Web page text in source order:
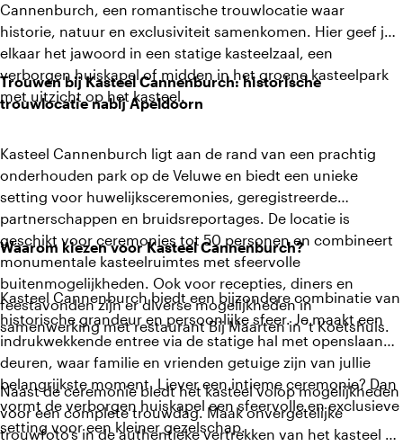
Cannenburch, een romantische trouwlocatie waar
historie, natuur en exclusiviteit samenkomen. Hier geef je
elkaar het jawoord in een statige kasteelzaal, een
verborgen huiskapel of midden in het groene kasteelpark
met uitzicht op het kasteel.
Trouwen bij Kasteel Cannenburch: historische
trouwlocatie nabij Apeldoorn
Kasteel Cannenburch ligt aan de rand van een prachtig
onderhouden park op de Veluwe en biedt een unieke
setting voor huwelijksceremonies, geregistreerde
partnerschappen en bruidsreportages. De locatie is
geschikt voor ceremonies tot 50 personen en combineert
monumentale kasteelruimtes met sfeervolle
buitenmogelijkheden. Ook voor recepties, diners en
feestavonden zijn er diverse mogelijkheden in
samenwerking met restaurant Bij Maarten in ’t Koetshuis.
Waarom kiezen voor Kasteel Cannenburch?
Kasteel Cannenburch biedt een bijzondere combinatie van
historische grandeur en persoonlijke sfeer. Je maakt een
indrukwekkende entree via de statige hal met openslaande
deuren, waar familie en vrienden getuige zijn van jullie
belangrijkste moment. Liever een intieme ceremonie? Dan
vormt de verborgen huiskapel een sfeervolle en exclusieve
setting voor een kleiner gezelschap.
Naast de ceremonie biedt het kasteel volop mogelijkheden
voor een complete trouwdag. Maak onvergetelijke
trouwfoto's in de authentieke vertrekken van het kasteel of